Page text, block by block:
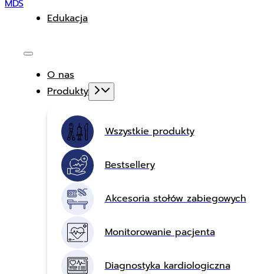
Edukacja
O nas
Produkty
Wszystkie produkty
Bestsellery
Akcesoria stołów zabiegowych
Monitorowanie pacjenta
Diagnostyka kardiologiczna